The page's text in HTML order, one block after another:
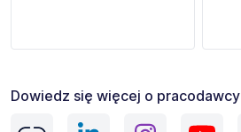
Dowiedz się więcej o pracodawcy